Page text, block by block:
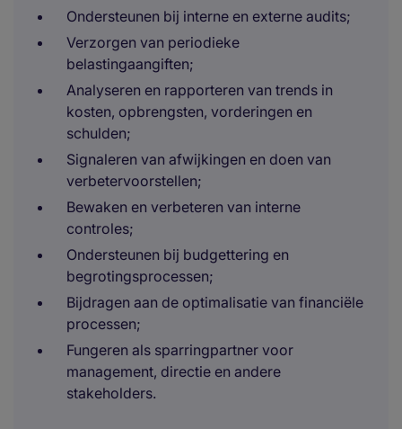
Ondersteunen bij interne en externe audits;
Verzorgen van periodieke
belastingaangiften;
Analyseren en rapporteren van trends in
kosten, opbrengsten, vorderingen en
schulden;
Signaleren van afwijkingen en doen van
verbetervoorstellen;
Bewaken en verbeteren van interne
controles;
Ondersteunen bij budgettering en
begrotingsprocessen;
Bijdragen aan de optimalisatie van financiële
processen;
Fungeren als sparringpartner voor
management, directie en andere
stakeholders.